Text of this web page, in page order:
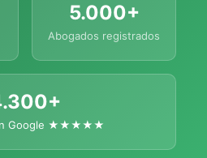
5.000+
Abogados registrados
Google ★★★★★